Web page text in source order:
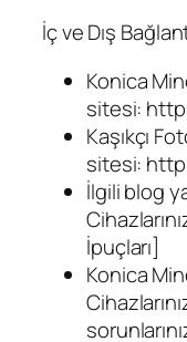
İç ve Dış
Konica
sitesi:
Kaşıkçı
sitesi:
İlgili blog
İpuçları]
Konica